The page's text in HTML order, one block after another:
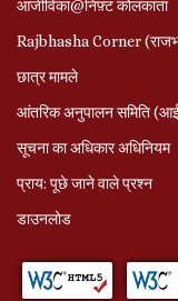
आजीविका@निफ़्ट कोलकाता
Rajbhasha Corner
छात्र मामले
आंतरिक अनुपालन समिति
सूचना का अधिकार अधिनियम
प्राय: पूछे जाने वाले प्रश्‍न
डाउनलोड